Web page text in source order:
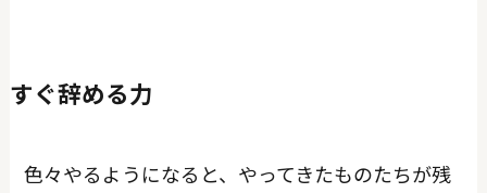
すぐ辞める力
色々やるようになると、やってきたものたちが残